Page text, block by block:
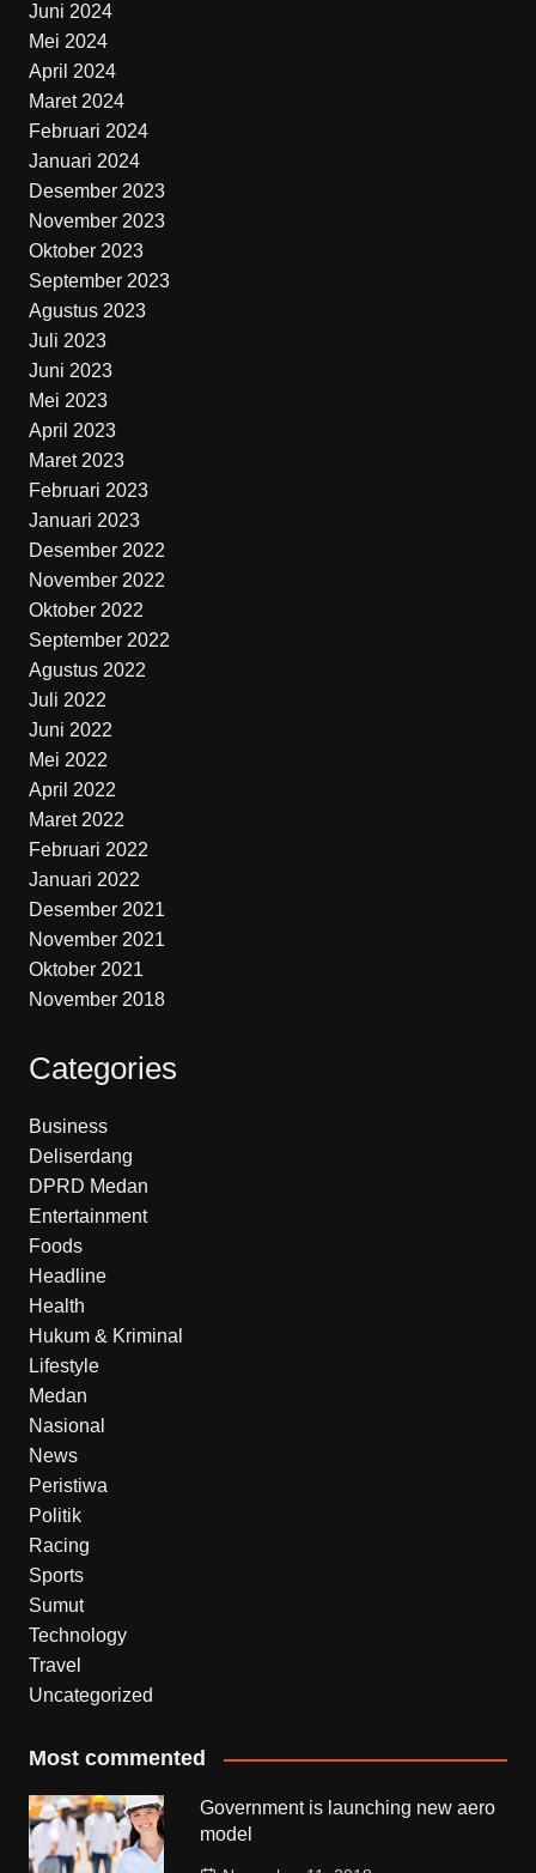
Juni 2024
Mei 2024
April 2024
Maret 2024
Februari 2024
Januari 2024
Desember 2023
November 2023
Oktober 2023
September 2023
Agustus 2023
Juli 2023
Juni 2023
Mei 2023
April 2023
Maret 2023
Februari 2023
Januari 2023
Desember 2022
November 2022
Oktober 2022
September 2022
Agustus 2022
Juli 2022
Juni 2022
Mei 2022
April 2022
Maret 2022
Februari 2022
Januari 2022
Desember 2021
November 2021
Oktober 2021
November 2018
Categories
Business
Deliserdang
DPRD Medan
Entertainment
Foods
Headline
Health
Hukum & Kriminal
Lifestyle
Medan
Nasional
News
Peristiwa
Politik
Racing
Sports
Sumut
Technology
Travel
Uncategorized
Most commented
Government is launching new aero
model